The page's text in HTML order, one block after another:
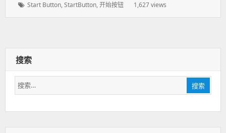
于：
标
Start Button,StartButton,开始按钮 1,627 views
搜索
搜
索：
搜索